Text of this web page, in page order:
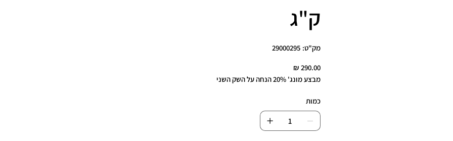
ק"ג
מק"ט:
מק"ט
29000295
29000295
מחיר
‏290.00 ‏₪
מבצע מונג' 20% הנחה על השק השני
כמות